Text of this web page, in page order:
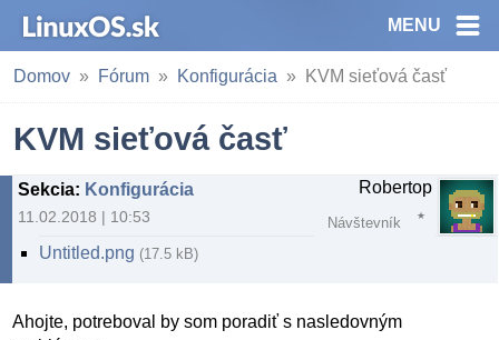
MENU
Domov Fórum Konfigurácia KVM sieťová časť
KVM sieťová časť
Sekcia: Konfigurácia
11.02.2018 | 10:53
Robertop
Návštevník
Untitled.png (17.5 kB)
Ahojte, potreboval by som poradiť s nasledovným